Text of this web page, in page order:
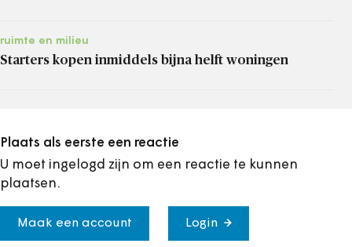
ruimte en milieu
Starters kopen inmiddels bijna helft woningen
Plaats als eerste een reactie
U moet ingelogd zijn om een reactie te kunnen
plaatsen.
Maak een account Login